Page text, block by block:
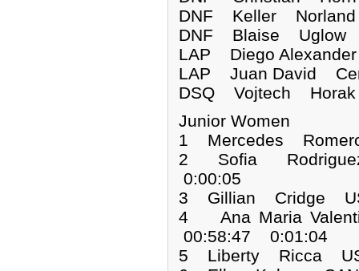
DNF Keller
DNF Blaise
LAP Diego
LAP Juan David
DSQ Vojtech
Junior Women
1 Mercedes
2 Sofia
0:00:05
3 Gillian Cridge
4 Ana Maria
00:58:47 0:01:04
5 Liberty Ricca